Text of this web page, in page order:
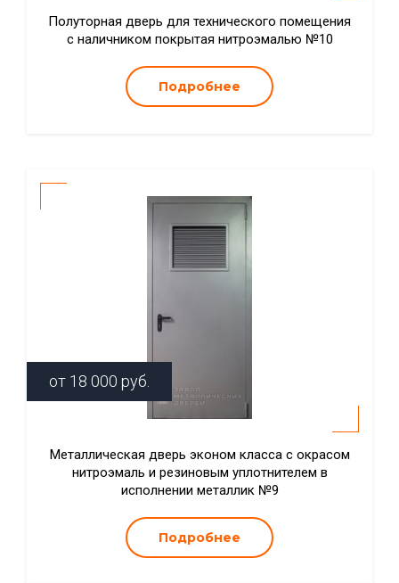
Полуторная дверь для технического помещения
с наличником покрытая нитроэмалью №10
Подробнее
от 18 000 руб.
Металлическая дверь эконом класса с окрасом
нитроэмаль и резиновым уплотнителем в
исполнении металлик №9
Подробнее